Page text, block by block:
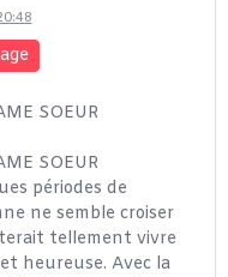
SOEUR
SOEUR
périodes de
ne semble croiser
tellement vivre
heureuse. Avec la